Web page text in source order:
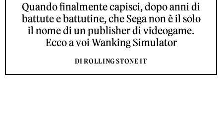
Quando finalmente capisci, dopo anni di
battute e battutine, che Sega non è il solo
il nome di un publisher di videogame.
Ecco a voi Wanking Simulator
DI ROLLING STONE IT